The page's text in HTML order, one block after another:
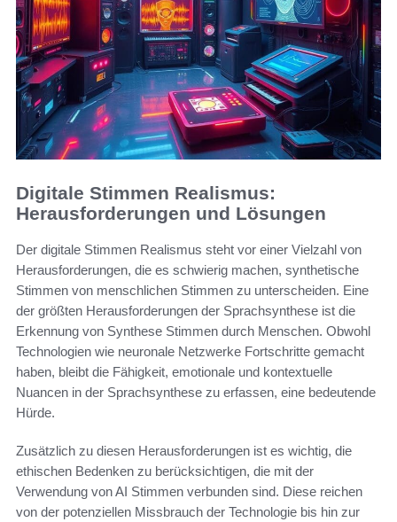
Digitale Stimmen Realismus:
Herausforderungen und Lösungen
Der digitale Stimmen Realismus steht vor einer Vielzahl von
Herausforderungen, die es schwierig machen, synthetische
Stimmen von menschlichen Stimmen zu unterscheiden. Eine
der größten Herausforderungen der Sprachsynthese ist die
Erkennung von Synthese Stimmen durch Menschen. Obwohl
Technologien wie neuronale Netzwerke Fortschritte gemacht
haben, bleibt die Fähigkeit, emotionale und kontextuelle
Nuancen in der Sprachsynthese zu erfassen, eine bedeutende
Hürde.
Zusätzlich zu diesen Herausforderungen ist es wichtig, die
ethischen Bedenken zu berücksichtigen, die mit der
Verwendung von AI Stimmen verbunden sind. Diese reichen
von der potenziellen Missbrauch der Technologie bis hin zur